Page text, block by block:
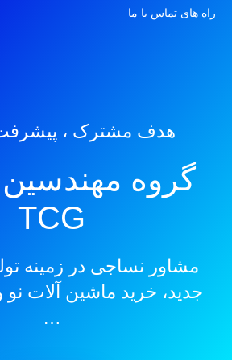
راه های تماس با ما
هدف مشترک ،
گروه
TCG
مشاور نساجی در زمینه
جدید، خرید ماشین آلات
…